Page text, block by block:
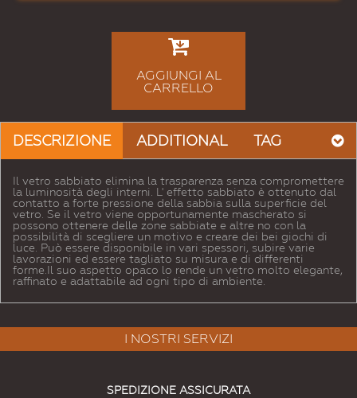
AGGIUNGI AL
CARRELLO
DESCRIZIONE ADDITIONAL TAG
Il vetro sabbiato elimina la trasparenza senza compromettere
la luminosità degli interni. L' effetto sabbiato è ottenuto dal
contatto a forte pressione della sabbia sulla superficie del
vetro. Se il vetro viene opportunamente mascherato si
possono ottenere delle zone sabbiate e altre no con la
possibilità di scegliere un motivo e creare dei bei giochi di
luce. Può essere disponibile in vari spessori, subire varie
lavorazioni ed essere tagliato su misura e di differenti
forme.Il suo aspetto opaco lo rende un vetro molto elegante,
raffinato e adattabile ad ogni tipo di ambiente.
I NOSTRI SERVIZI
SPEDIZIONE ASSICURATA